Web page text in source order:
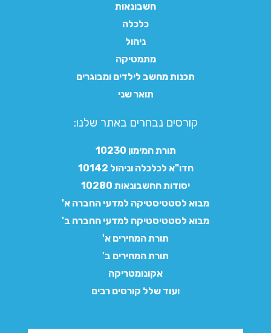
חשבונאות
כלכלה
ניהול
מתמטיקה
תכנות מחשב לילדים ומבוגרים
תואר שני
קורסים נבחרים באתר שלנו:​
תורת המימון 10230
חדו"א לכלכלה וניהול 10142
יסודות החשבונאות 10280
מבוא לסטטיסטיקה למדעי החברה א'
מבוא לסטטיסטיקה למדעי החברה ב'
תורת המחירים א'
תורת המחירים ב'
אקונומטריקה
ועוד שלל קורסים רבים